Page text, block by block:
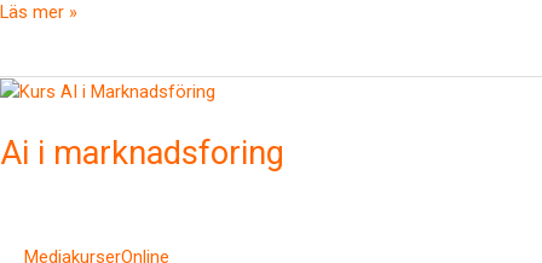
Läs mer »
Ai i marknadsforing
MediakurserOnline
Ai
marknadsforing